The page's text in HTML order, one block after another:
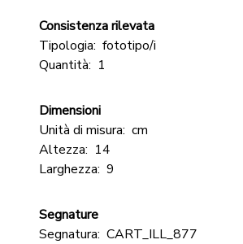
Consistenza rilevata
Tipologia: fototipo/i
Quantità: 1
Dimensioni
Unità di misura: cm
Altezza: 14
Larghezza: 9
Segnature
Segnatura: CART_ILL_877